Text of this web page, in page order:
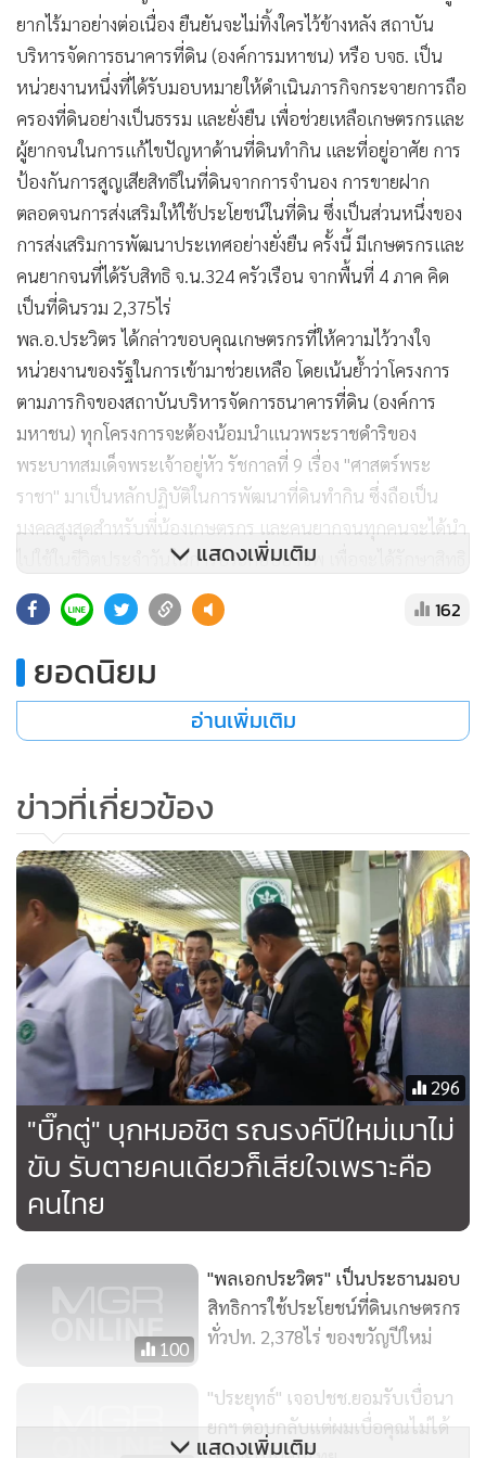
ยากไร้มาอย่างต่อเนื่อง ยืนยันจะไม่ทิ้งใครไว้ข้างหลัง สถาบัน
บริหารจัดการธนาคารที่ดิน (องค์การมหาชน) หรือ บจธ. เป็น
หน่วยงานหนึ่งที่ได้รับมอบหมายให้ดำเนินภารกิจกระจายการถือ
ครองที่ดินอย่างเป็นธรรม และยั่งยืน เพื่อช่วยเหลือเกษตรกรและ
ผู้ยากจนในการแก้ไขปัญหาด้านที่ดินทำกิน และที่อยู่อาศัย การ
ป้องกันการสูญเสียสิทธิในที่ดินจากการจำนอง การขายฝาก
ตลอดจนการส่งเสริมให้ใช้ประโยชน์ในที่ดิน ซึ่งเป็นส่วนหนึ่งของ
การส่งเสริมการพัฒนาประเทศอย่างยั่งยืน ครั้งนี้ มีเกษตรกรและ
คนยากจนที่ได้รับสิทธิ จ.น.324 ครัวเรือน จากพื้นที่ 4 ภาค คิด
เป็นที่ดินรวม 2,375ไร่
พล.อ.ประวิตร ได้กล่าวขอบคุณเกษตรกรที่ให้ความไว้วางใจ
หน่วยงานของรัฐในการเข้ามาช่วยเหลือ โดยเน้นย้ำว่าโครงการ
ตามภารกิจของสถาบันบริหารจัดการธนาคารที่ดิน (องค์การ
มหาชน) ทุกโครงการจะต้องน้อมนำแนวพระราชดำริของ
พระบาทสมเด็จพระเจ้าอยู่หัว รัชกาลที่ 9 เรื่อง "ศาสตร์พระ
ราชา" มาเป็นหลักปฏิบัติในการพัฒนาที่ดินทำกิน ซึ่งถือเป็น
มงคลสูงสุดสำหรับพี่น้องเกษตรกร และคนยากจนทุกคนจะได้นำ
ไปใช้ในชีวิตประจำวันในการประกอบอาชีพ เพื่อจะได้รักษาสิทธิ
ในที่ดินทำกินของตนที่รัฐบาลมอบคืนให้แล้วในวันนี้ และเก็บไว้
ให้ลูกหลานสืบไป พร้อมขอให้สถาบันบริหารฯ มีมาตรการ
ติดตามประเมินผล และให้คำแนะนำช่วยเหลือเกษตรกรที่เข้า
ร่วมโครงการแล้ว เพื่อให้การแก้ไขปัญหาบรรลุผลสำเร็จตามเป้า
หมายการพัฒนาอย่างมั่นคง มั่งคั่ง และยั่งยืนตลอดไป
** “บิ๊กตู่” เปิดงานเมาไม่ขับฯที่ “หมอชิต”
ขนส่งหมอชิต พล.อ.ประยุทธ์ จันทร์โอชา นายกรัฐมนตรี และ
รมว.กลาโหม เป็นประธานในพิธีเปิดงานก่อนรณรงค์ลดอุบัติเหตุ
ปีใหม่ปลอดภัย เมาไม่ขับ โดยมี พล.อ.อนุพงษ์ เผ่าจินดา
รมว.มหาดไทย, นายอนุทิน ชาญวีรกูลรองนายกฯและ
รมว.สาธารณสุข, นายศักดิ์สยาม ชิดชอบ รมว.คมนาคม, นายอธิ
รัฐ รัตนเศรษฐ รมช.คมนาคม, นายถาวร เสนเนียม รมช.คมนาคม
และ นพ.แท้จริง ศิริพานิช เลขาธิการมูลนิธิเมาไม่ขับ ประธาน
คณะกรรมการจัดโครงการปีใหม่ เมาไม่ขับ ร่วมโครงการ ทั้งนี้
สถิติอุบัติเหตุเทศกาลปีใหม่เมื่อปี 2562 พบว่ามีคนไทยเสียชีวิต
463 คน บาดเจ็ด 3,892 คน สาเหตุหลักใหญ่เกิดจากการเมาแล้ว
ขับขับรถเร็ว ง่วงแล้วขับ และขับรถตัดหน้ากระชั้นชิด การไม่สม
หมวกกันน็อก การฝ่าฝืนสัญญาณไฟจราจร
ขณะที่ น.พ.แท้จริง กล่าวว่า มูลนิธิเมาไม่ขับ ได้ทำหนังสือถึง
พล.อ.ประยุทธ์และนายไสลเกษ วัฒนพันธุ์ ประธานศาลฎีกา เพื่อ
ขอเสนอให้พิจารณาแก้ไขบทลงโทษผู้ที่เมาแล้วขับชนคนตาย
รับสารภาพและศาลลดโทษให้กึ่งหนึ่ง ก็ยังต้องถูกจำคุกอย่างน้อย
5 ปีซึ่งตามกฏหมายไม่สามารถรอลงอาญาได้ อันจะส่งผลให้ผู้ที่
แสดงเพิ่มเติม
162
ยอดนิยม
อ่านเพิ่มเติม
ข่าวที่เกี่ยวข้อง
296
"บิ๊กตู่" บุกหมอชิต รณรงค์ปีใหม่เมาไม่
ขับ รับตายคนเดียวก็เสียใจเพราะคือ
คนไทย
100
"พลเอกประวิตร" เป็นประธานมอบ
สิทธิการใช้ประโยชน์ที่ดินเกษตรกร
ทั่วปท. 2,378ไร่ ของขวัญปีใหม่
"ประยุทธ์" เจอปชช.ยอมรับเบื่อนา
ยกฯ ตอบกลับแต่ผมเบื่อคุณไม่ได้
แสดงเพิ่มเติม